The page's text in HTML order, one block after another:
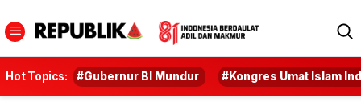
Hot Topics: #Gubernur BI Mundur #Kongres Umat Islam